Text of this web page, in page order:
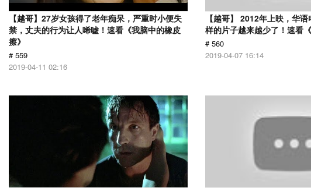
【越哥】27岁女孩得了老年痴呆，严重时小便失
禁，丈夫的行为让人唏嘘！速看《我脑中的橡皮
擦》
# 559
2019-04-11 02:16
【越哥】 2012年上映，华
样的片子越来越少了！速看《
# 560
2019-04-07 16:14